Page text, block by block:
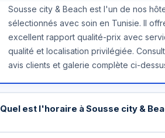
Sousse city & Beach est l'un de nos
sélectionnés avec soin en Tunisie. Il
excellent rapport qualité-prix avec
qualité et localisation privilégiée.
avis clients et galerie complète ci-
Quel est l'horaire à Sousse city &